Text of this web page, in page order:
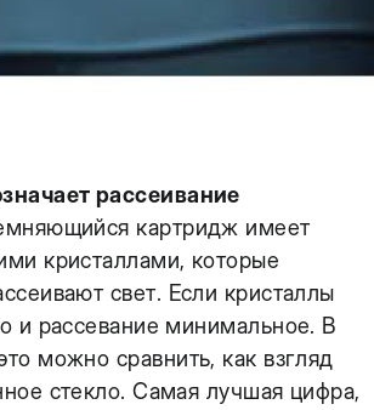
рассеивание
картридж имеет
кристаллами, которые
свет. Если кристаллы
и рассевание минимальное. В
можно сравнить, как взгляд
стекло. Самая лучшая цифра,